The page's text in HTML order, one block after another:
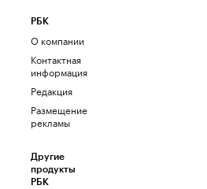
РБК
О компании
Контактная
информация
Редакция
Размещение
рекламы
Другие
продукты
РБК